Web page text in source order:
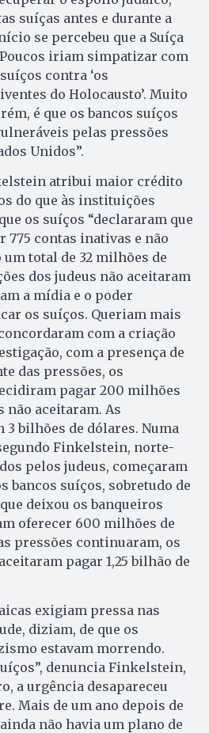
suíças antes e durante a
se percebeu que a Suíça
iriam simpatizar com
contra ‘os
do Holocausto’. Muito
é que os bancos suíços
pelas pressões
Unidos”.
atribui maior crédito
do que às instituições
os suíços “declararam que
775 contas inativas e não
total de 32 milhões de
dos judeus não aceitaram
a mídia e o poder
os suíços. Queriam mais
com a criação
com a presença de
das pressões, os
pagar 200 milhões
não aceitaram. As
3 bilhões de dólares. Numa
Finkelstein, norte-
pelos judeus, começaram
bancos suíços, sobretudo de
deixou os banqueiros
oferecer 600 milhões de
pressões continuaram, os
pagar 1,25 bilhão de
exigiam pressa nas
diziam, de que os
estavam morrendo.
denuncia Finkelstein,
a urgência desapareceu
Mais de um ano depois de
não havia um plano de